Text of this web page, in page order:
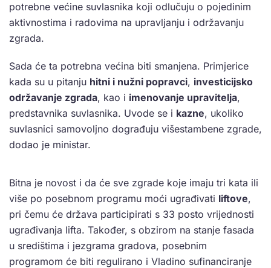
potrebne većine suvlasnika koji odlučuju o pojedinim
aktivnostima i radovima na upravljanju i održavanju
zgrada.
Sada će ta potrebna većina biti smanjena. Primjerice
kada su u pitanju hitni i nužni popravci, investicijsko
održavanje zgrada, kao i imenovanje upravitelja,
predstavnika suvlasnika. Uvode se i kazne, ukoliko
suvlasnici samovoljno dograđuju višestambene zgrade,
dodao je ministar.
Bitna je novost i da će sve zgrade koje imaju tri kata ili
više po posebnom programu moći ugrađivati liftove,
pri čemu će država participirati s 33 posto vrijednosti
ugrađivanja lifta. Također, s obzirom na stanje fasada
u središtima i jezgrama gradova, posebnim
programom će biti regulirano i Vladino sufinanciranje